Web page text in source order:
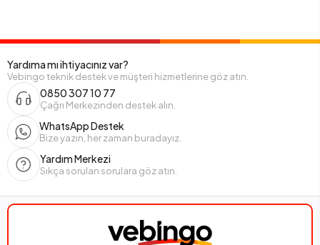
Yardıma mı ihtiyacınız var?
Vebingo teknik destek ve müşteri hizmetlerine göz atın.
0850 307 10 77
Çağrı Merkezinden destek alın.
WhatsApp Destek
Bize yazın, her zaman buradayız.
Yardım Merkezi
Sıkça sorulan sorulara göz atın.